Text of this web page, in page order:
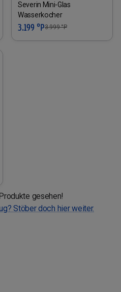
Severin Mini-Glas
Wasserkocher
3.199 °P3.999°P
gesehen!
Stöber doch hier weiter.